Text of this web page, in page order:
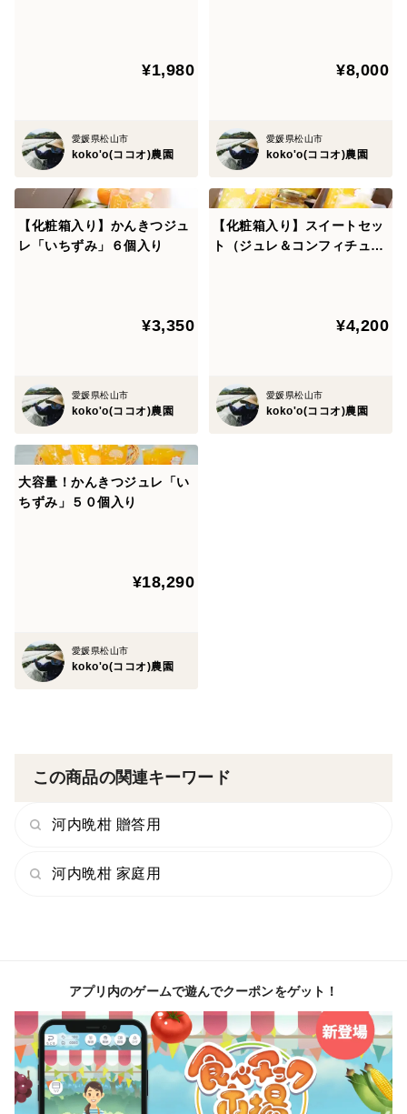
¥1,980
愛媛県松山市
koko'o(ココオ)農園
¥8,000
愛媛県松山市
koko'o(ココオ)農園
【化粧箱入り】かんきつジュ
レ「いちずみ」６個入り
¥3,350
愛媛県松山市
koko'o(ココオ)農園
【化粧箱入り】スイートセッ
ト（ジュレ＆コンフィチュー
¥4,200
愛媛県松山市
koko'o(ココオ)農園
大容量！かんきつジュレ「い
ちずみ」５０個入り
¥18,290
愛媛県松山市
koko'o(ココオ)農園
この商品の関連キーワード
河内晩柑 贈答用
河内晩柑 家庭用
アプリ内のゲームで遊んでクーポンをゲット！